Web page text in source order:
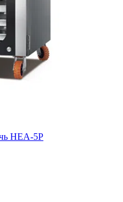
HEA-5P